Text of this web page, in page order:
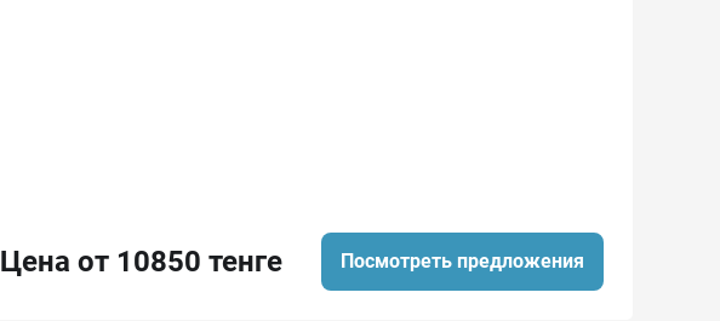
Цена от 10850 тенге Посмотреть предложения